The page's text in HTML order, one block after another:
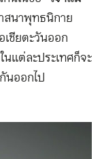
สนาพุทธนิกาย
ชียตะวันออก
แต่ละประเทศก็จะ
นออกไป